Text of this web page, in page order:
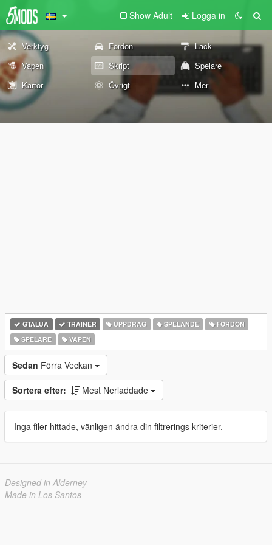
Show Adult Logga in
Verktyg Fordon
Lack
Vapen
Skript
Spelare
Kartor
Övrigt Mer
GTALUA TRAINER UPPDRAG SPELANDE
FORDON
SPELARE
VAPEN
Sedan Förra Veckan
Sortera efter: Mest Nerladdade
Inga filer hittade, vänligen ändra din filtrerings kriterier.
Designed in Alderney
Made in Los Santos